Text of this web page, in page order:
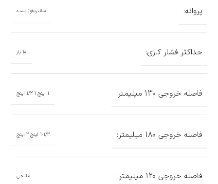
پروانه: سانتریفوژ بسته
حداکثر فشار کاری: 10 بار
فاصله خروجی 130 میلیمتر: 1 اینچ 1-1/2 اینچ
فاصله خروجی 180 میلیمتر: 1-1/2 اینچ 2 اینچ
فاصله خروجی 120 میلیمتر: فلنجی